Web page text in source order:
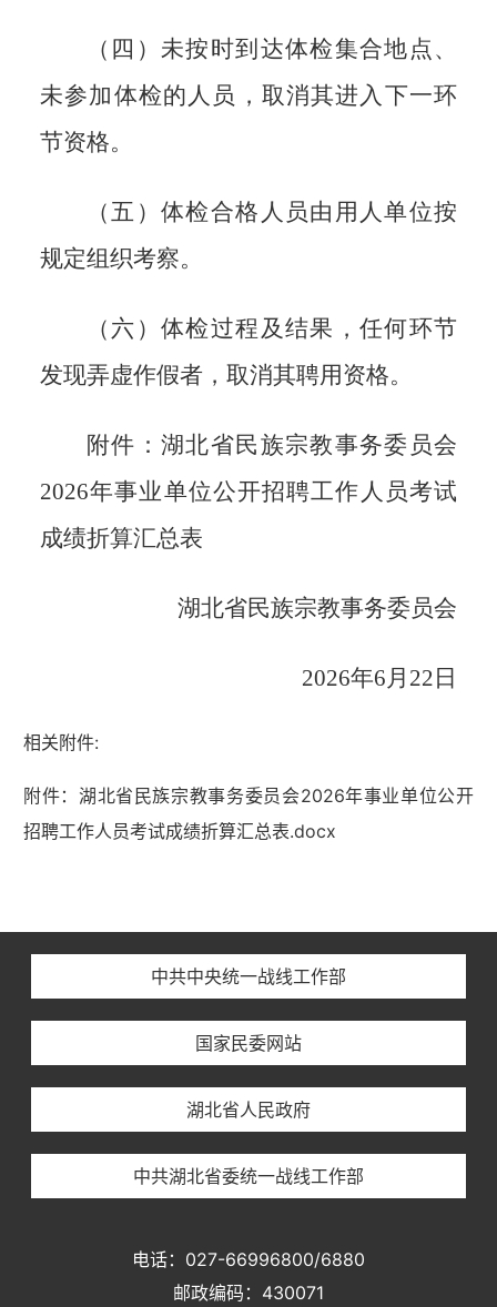
（四）未按时到达体检集合地点、
未参加体检的人员，取消其进入下一环
节资格。
（五）体检合格人员由用人单位按
规定组织考察。
（六）体检过程及结果，任何环节
发现弄虚作假者，取消其聘用资格。
附件：湖北省民族宗教事务委员会
2026年事业单位公开招聘工作人员考试
成绩折算汇总表
湖北省民族宗教事务委员会
2026年6月 22 日
相关附件:
附件：湖北省民族宗教事务委员会2026年事业单位公开
招聘工作人员考试成绩折算汇总表.docx
中共中央统一战线工作部
国家民委网站
湖北省人民政府
中共湖北省委统一战线工作部
电话：027-66996800/6880
邮政编码：430071